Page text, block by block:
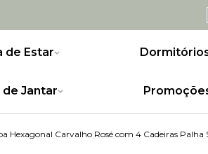
de Estar
de Jantar
Hexagonal Carvalho Rosé com 4 Cadeiras